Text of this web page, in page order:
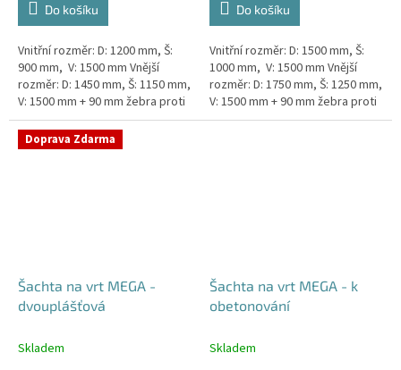
Do košíku
Vnitřní rozměr: D: 1200 mm, Š:
900 mm, V: 1500 mm Vnější
rozměr: D: 1450 mm, Š: 1150 mm,
V: 1500 mm + 90 mm žebra proti
spodní vodě + komínek
Dvouplášťová...
Do košíku
Vnitřní rozměr: D: 1500 mm, Š:
1000 mm, V: 1500 mm Vnější
rozměr: D: 1750 mm, Š: 1250 mm,
V: 1500 mm + 90 mm žebra proti
spodní vodě + komínek
Doprava Zdarma
Šachta na vrt MEGA -
dvouplášťová
Skladem
Šachta na vrt MEGA - k
obetonování
Skladem